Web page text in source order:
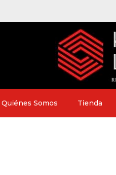
Quiénes Somos Tienda